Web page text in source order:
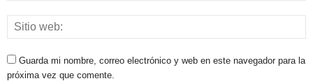
Guarda mi nombre, correo electrónico y web en este navegador para la
próxima vez que comente.